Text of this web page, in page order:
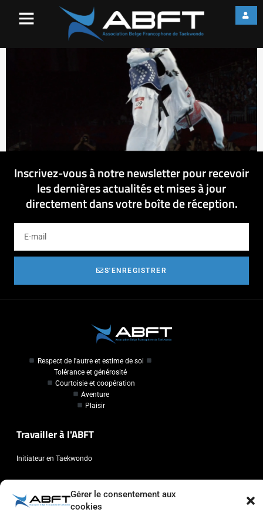
Gérer le consentement aux
cookies
Inscrivez-vous à notre newsletter pour recevoir
les dernières actualités et mises à jour
directement dans votre boîte de réception.
S'ENREGISTRER
Respect de l'autre et estime de soi
Tolérance et générosité
Courtoisie et coopération
Aventure
Plaisir
Travailler à l'ABFT
Initiateur en Taekwondo
Association Belge Francophone de Taekwondo